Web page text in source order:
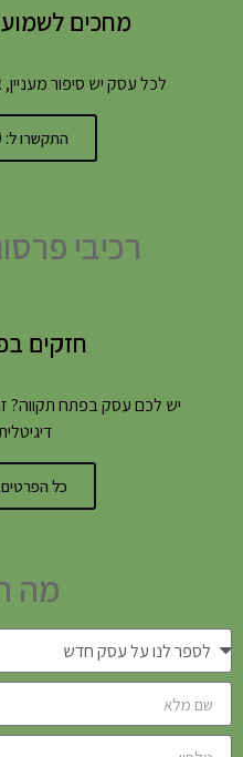
מחכים
לכל עסק יש סיפור
התקשרו ל: 03-9153169
רכיבי פרסום
חזקים
יש לכם עסק בפתח תקווה?
כל
מה